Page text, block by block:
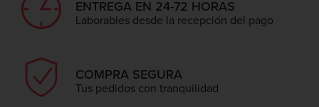
ENTREGA EN 24-72 HORAS
Laborables desde la recepción del pago
COMPRA SEGURA
Tus pedidos con tranquilidad